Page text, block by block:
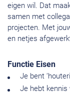
eigen wil. Dat
samen met
projecten. Met
en netjes
Functie Eisen
Je bent
Je hebt kennis